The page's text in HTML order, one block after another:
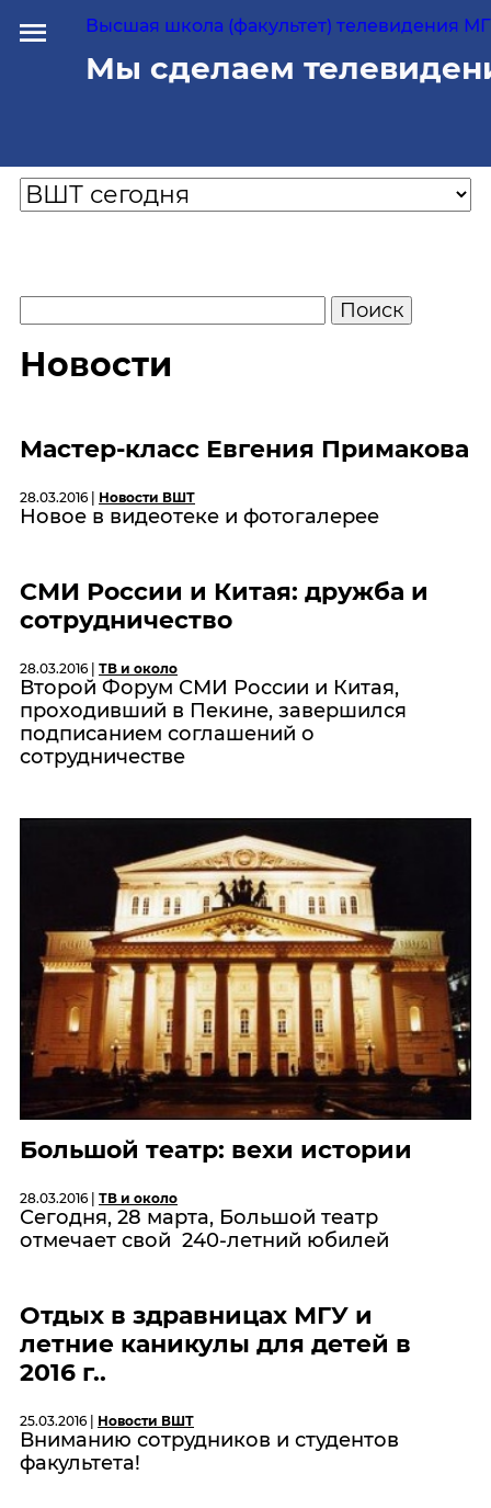
Высшая школа (факультет) телевидения
Мы сделаем
Новости
Мастер-класс Евгения Примакова
28.03.2016 | Новости ВШТ
Новое в видеотеке и фотогалерее
СМИ России и Китая: дружба и
сотрудничество
28.03.2016 | ТВ и около
Второй Форум СМИ России и Китая,
проходивший в Пекине, завершился
подписанием соглашений о
сотрудничестве
Большой театр: вехи истории
28.03.2016 | ТВ и около
Сегодня, 28 марта, Большой театр
отмечает свой 240-летний юбилей
Отдых в здравницах МГУ и
летние каникулы для детей в
2016 г..
25.03.2016 | Новости ВШТ
Вниманию сотрудников и студентов
факультета!